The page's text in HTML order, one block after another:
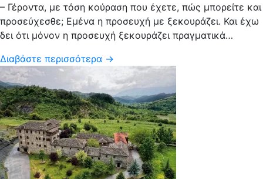
– Γέροντα, με τόση κούραση που έχετε, πώς μπορείτε και
προσεύχεσθε; Εμένα η προσευχή με ξεκουράζει. Και έχω
δει ότι μόνον η προσευχή ξεκουράζει πραγματικά…
Διαβάστε περισσότερα →